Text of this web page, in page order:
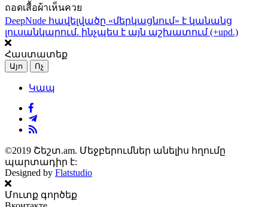
ถอดเสื้อผ้าเห็นควย
DeepNude հավելվածը «մերկացնում» է կանանց
լուսանկարում. ինչպես է այն աշխատում (+upd.)
Հաստատեք
Այո Ոչ
Կապ
©2019 Շեշտ.am. Մեջբերումներ անելիս հղումը
պարտադիր է:
Designed by Flatstudio
Մուտք գործեք